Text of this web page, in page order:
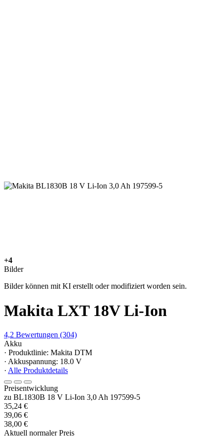
+4
Bilder
Bilder können mit KI erstellt oder modifiziert worden sein.
Makita LXT 18V Li-Ion
4,2 Bewertungen (304)
Akku
· Produktlinie: Makita DTM
· Akkuspannung: 18.0 V
· Alle Produktdetails
Preisentwicklung
zu BL1830B 18 V Li-Ion 3,0 Ah 197599-5
35,24 €
39,06 €
38,00 €
Aktuell normaler Preis